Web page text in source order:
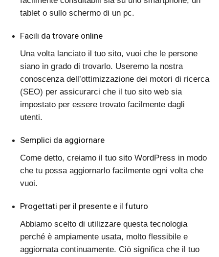
tablet o sullo schermo di un pc.
Facili da trovare online
Una volta lanciato il tuo sito, vuoi che le persone
siano in grado di trovarlo. Useremo la nostra
conoscenza dell’ottimizzazione dei motori di ricerca
(SEO) per assicurarci che il tuo sito web sia
impostato per essere trovato facilmente dagli
utenti.
Semplici da aggiornare
Come detto, creiamo il tuo sito WordPress in modo
che tu possa aggiornarlo facilmente ogni volta che
vuoi.
Progettati per il presente e il futuro
Abbiamo scelto di utilizzare questa tecnologia
perché è ampiamente usata, molto flessibile e
aggiornata continuamente. Ciò significa che il tuo